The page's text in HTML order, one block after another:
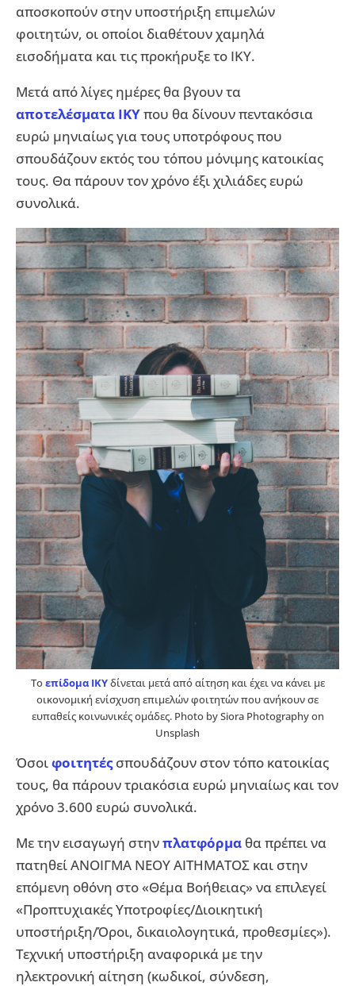
αποσκοπούν στην υποστήριξη επιμελών
φοιτητών, οι οποίοι διαθέτουν χαμηλά
εισοδήματα και τις προκήρυξε το ΙΚΥ.
Μετά από λίγες ημέρες θα βγουν τα
αποτελέσματα ΙΚΥπου θα δίνουν πεντακόσια
ευρώ μηνιαίως για τους υποτρόφους που
σπουδάζουν εκτός του τόπου μόνιμης κατοικίας
τους. Θα πάρουν τον χρόνο έξι χιλιάδες ευρώ
συνολικά.
Τοεπίδομα ΙΚΥδίνεται μετά από αίτηση και έχει να κάνει με
οικονομική ενίσχυση επιμελών φοιτητών που ανήκουν σε
ευπαθείς κοινωνικές ομάδες. Photo by Siora Photography on
Unsplash
Όσοιφοιτητέςσπουδάζουν στον τόπο κατοικίας
τους, θα πάρουν τριακόσια ευρώ μηνιαίως και τον
χρόνο 3.600 ευρώ συνολικά.
Με την εισαγωγή στηνπλατφόρμα θα πρέπει να
πατηθεί ΑΝΟΙΓΜΑ ΝΕΟΥ ΑΙΤΗΜΑΤΟΣ και στην
επόμενη οθόνη στο «Θέμα Βοήθειας» να επιλεγεί
«Προπτυχιακές Υποτροφίες/Διοικητική
υποστήριξη/Όροι, δικαιολογητικά, προθεσμίες»).
Τεχνική υποστήριξη αναφορικά με την
ηλεκτρονική αίτηση (κωδικοί, σύνδεση,